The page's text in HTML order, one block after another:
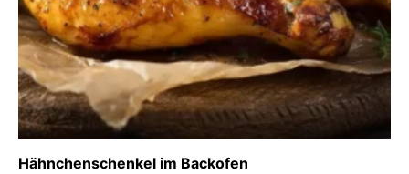
Hähnchenschenkel im Backofen